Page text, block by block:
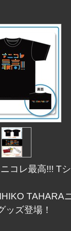
コレ最高!!! T
TAHARA
ッズ登場！